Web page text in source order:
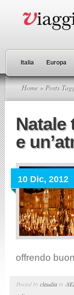
Italia Europa
Home » Posts
Natale
e
10 Dic, 2012
offrendo
Posted byclaudia in -